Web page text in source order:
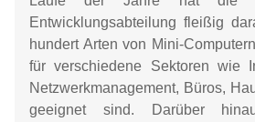
Entwicklungsabteilung fleißig
hundert Arten von Mini-
für verschiedene Sektoren wie
Netzwerkmanagement, Büros,
geeignet sind. Darüber